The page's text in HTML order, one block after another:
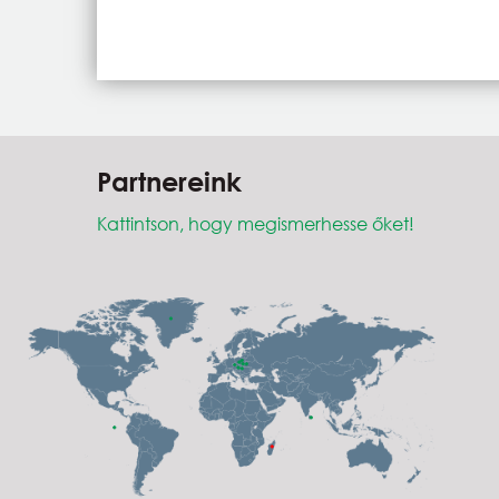
Partnereink
Kattintson, hogy megismerhesse őket!